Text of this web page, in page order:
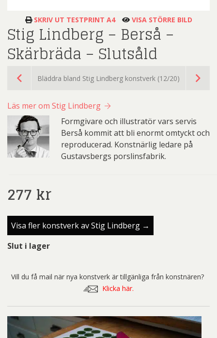
SKRIV UT TESTPRINT A4 VISA STÖRRE BILD
Stig Lindberg – Berså –
Skärbräda – Slutsåld
Bläddra bland Stig Lindberg konstverk (12/20)
Läs mer om Stig Lindberg
Formgivare och illustratör vars servis
Berså kommit att bli enormt omtyckt och
reproducerad. Konstnärlig ledare på
Gustavsbergs porslinsfabrik.
277 kr
Visa fler konstverk av Stig Lindberg →
Slut i lager
Vill du få mail när nya konstverk är tillgänliga från konstnären?
Klicka här.